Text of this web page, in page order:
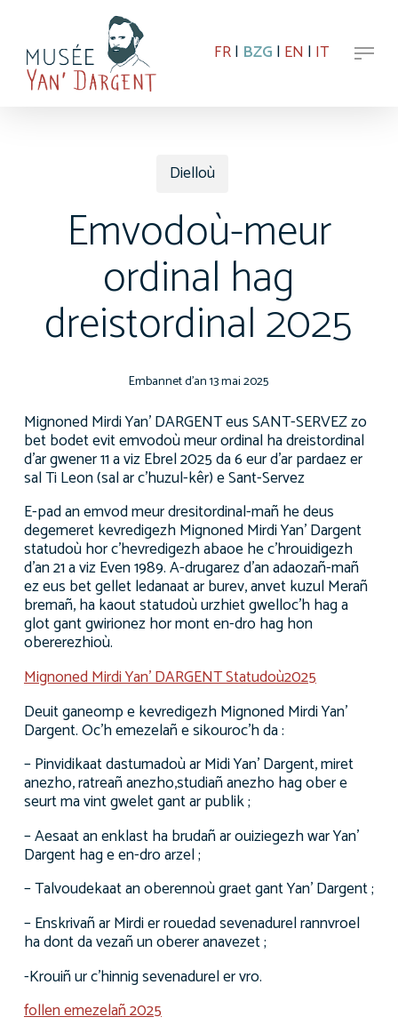
main
content FR| BZG | EN | IT Menu
Dielloù
Emvodoù-meur
ordinal hag
dreistordinal 2025
13 mai 2025
Mignoned Mirdi Yan’ DARGENT eus SANT-SERVEZ zo
bet bodet evit emvodoù meur ordinal ha dreistordinal
d’ar gwener 11 a viz Ebrel 2025 da 6 eur d’ar pardaez er
sal Ti Leon (sal ar c’huzul-kêr) e Sant-Servez
E-pad an emvod meur dresitordinal-mañ he deus
degemeret kevredigezh Mignoned Mirdi Yan’ Dargent
statudoù hor c’hevredigezh abaoe he c’hrouidigezh
d’an 21 a viz Even 1989. A-drugarez d’an adaozañ-mañ
ez eus bet gellet ledanaat ar burev, anvet kuzul Merañ
bremañ, ha kaout statudoù urzhiet gwelloc’h hag a
glot gant gwirionez hor mont en-dro hag hon
obererezhioù.
Mignoned Mirdi Yan’ DARGENT Statudoù2025
Deuit ganeomp e kevredigezh Mignoned Mirdi Yan’
Dargent. Oc’h emezelañ e sikouroc’h da :
– Pinvidikaat dastumadoù ar Midi Yan’ Dargent, miret
anezho, ratreañ anezho,studiañ anezho hag ober e
seurt ma vint gwelet gant ar publik ;
– Aesaat an enklast ha brudañ ar ouiziegezh war Yan’
Dargent hag e en-dro arzel ;
– Talvoudekaat an oberennoù graet gant Yan’ Dargent ;
– Enskrivañ ar Mirdi er rouedad sevenadurel rannvroel
ha dont da vezañ un oberer anavezet ;
-Krouiñ ur c’hinnig sevenadurel er vro.
follen emezelañ 2025